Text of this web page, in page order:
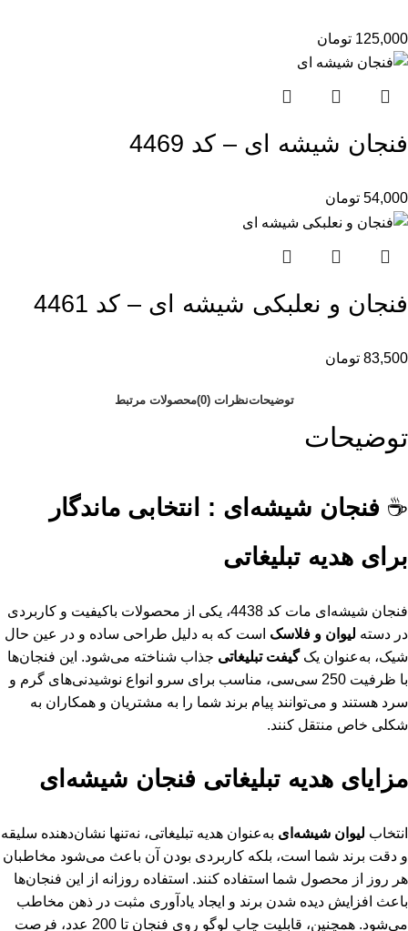
125,000 تومان
فنجان شیشه ای – کد 4469
54,000 تومان
فنجان و نعلبکی شیشه ای – کد 4461
83,500 تومان
توضیحاتنظرات (0) محصولات مرتبط
توضیحات
☕ فنجان شیشه‌ای : انتخابی ماندگار
برای هدیه تبلیغاتی
فنجان شیشه‌ای مات کد 4438، یکی از محصولات باکیفیت و کاربردی
در دسته لیوان و فلاسک است که به دلیل طراحی ساده و در عین حال
شیک، به‌عنوان یکگیفت تبلیغاتی جذاب شناخته می‌شود. این فنجان‌ها
با ظرفیت 250 سی‌سی، مناسب برای سرو انواع نوشیدنی‌های گرم و
سرد هستند و می‌توانند پیام برند شما را به مشتریان و همکاران به
شکلی خاص منتقل کنند.
مزایای هدیه تبلیغاتی فنجان شیشه‌ای
انتخاب لیوان شیشه‌ای به‌عنوان هدیه تبلیغاتی، نه‌تنها نشان‌دهنده سلیقه
و دقت برند شما است، بلکه کاربردی بودن آن باعث می‌شود مخاطبان
هر روز از محصول شما استفاده کنند. استفاده روزانه از این فنجان‌ها
باعث افزایش دیده شدن برند و ایجاد یادآوری مثبت در ذهن مخاطب
می‌شود. همچنین، قابلیت چاپ لوگو روی فنجان تا 200 عدد، فرصت